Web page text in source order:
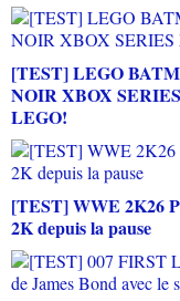
[TEST] LEGO
NOIR XBOX
LEGO!
[TEST] WWE 2K26
2K depuis la pause